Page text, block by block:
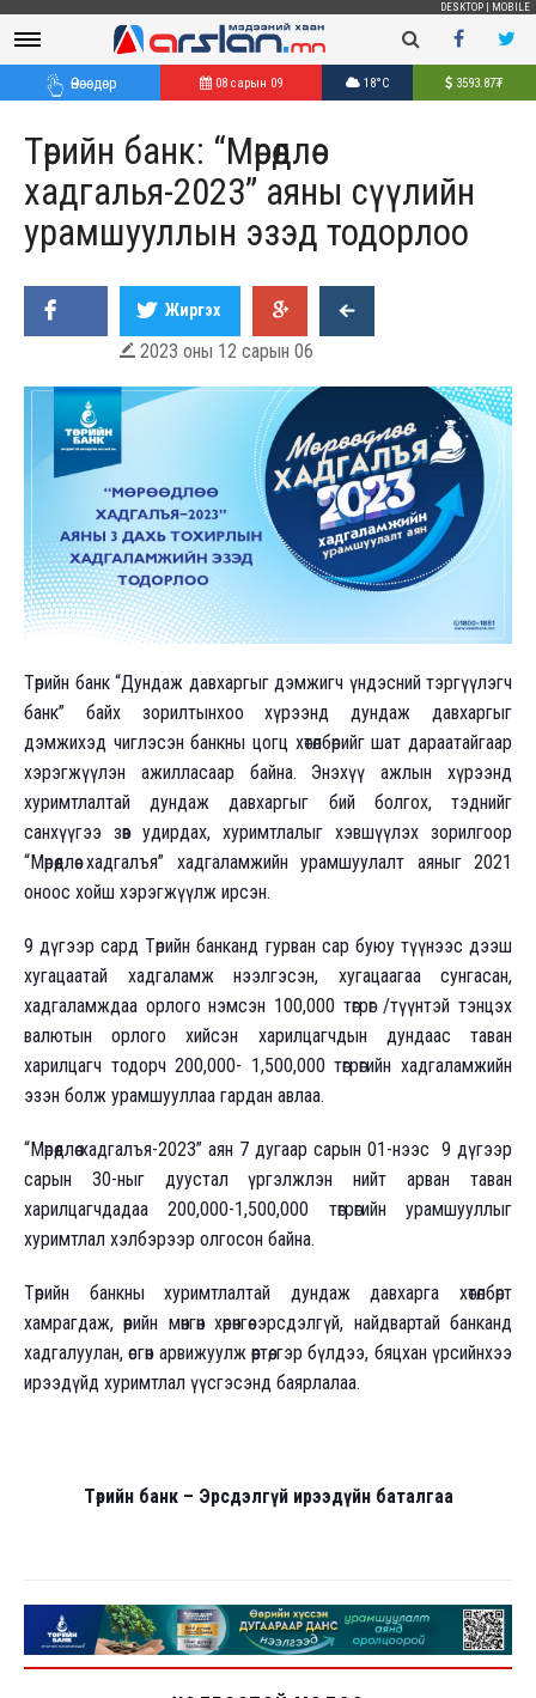
DESKTOP MOBILE
Өнөөдөр 08 сарын 09 18°C 3593.87₮
Төрийн банк: “Мөрөөдлөө
хадгалья-2023” аяны сүүлийн
урамшууллын эзэд тодорлоо
Жиргэх
 2023 оны 12 сарын 06
Төрийн банк “Дундаж давхаргыг дэмжигч үндэсний тэргүүлэгч
банк” байх зорилтынхоо хүрээнд дундаж давхаргыг
дэмжихэд чиглэсэн банкны цогц хөтөлбөрийг шат дараатайгаар
хэрэгжүүлэн ажилласаар байна. Энэхүү ажлын хүрээнд
хуримтлалтай дундаж давхаргыг бий болгох, тэднийг
санхүүгээ зөв удирдах, хуримтлалыг хэвшүүлэх зорилгоор
“Мөрөөдлөө хадгалъя” хадгаламжийн урамшуулалт аяныг 2021
оноос хойш хэрэгжүүлж ирсэн.
9 дүгээр сард Төрийн банканд гурван сар буюу түүнээс дээш
хугацаатай хадгаламж нээлгэсэн, хугацаагаа сунгасан,
хадгаламждаа орлого нэмсэн 100,000 төгрөг /түүнтэй тэнцэх
валютын орлого хийсэн харилцагчдын дундаас таван
харилцагч тодорч 200,000- 1,500,000 төгрөгийн хадгаламжийн
эзэн болж урамшууллаа гардан авлаа.
“Мөрөөдлөө хадгалъя-2023” аян 7 дугаар сарын 01-нээс 9 дүгээр
сарын 30-ныг дуустал үргэлжлэн нийт арван таван
харилцагчдадаа 200,000-1,500,000 төгрөгийн урамшууллыг
хуримтлал хэлбэрээр олгосон байна.
Төрийн банкны хуримтлалтай дундаж давхарга хөтөлбөрт
хамрагдаж, өөрийн мөнгөн хөрөнгөө эрсдэлгүй, найдвартай банканд
хадгалуулан, өсгөн арвижуулж өөртөө, гэр бүлдээ, бяцхан үрсийнхээ
ирээдүйд хуримтлал үүсгэсэнд баярлалаа.
Төрийн банк – Эрсдэлгүй ирээдүйн баталгаа